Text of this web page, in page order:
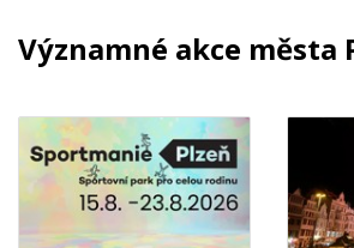
Významné akce města